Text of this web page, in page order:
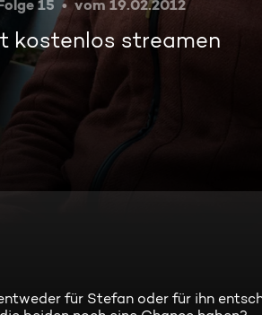
15 vom 19.02.2012
kostenlos streamen
für Stefan oder für ihn